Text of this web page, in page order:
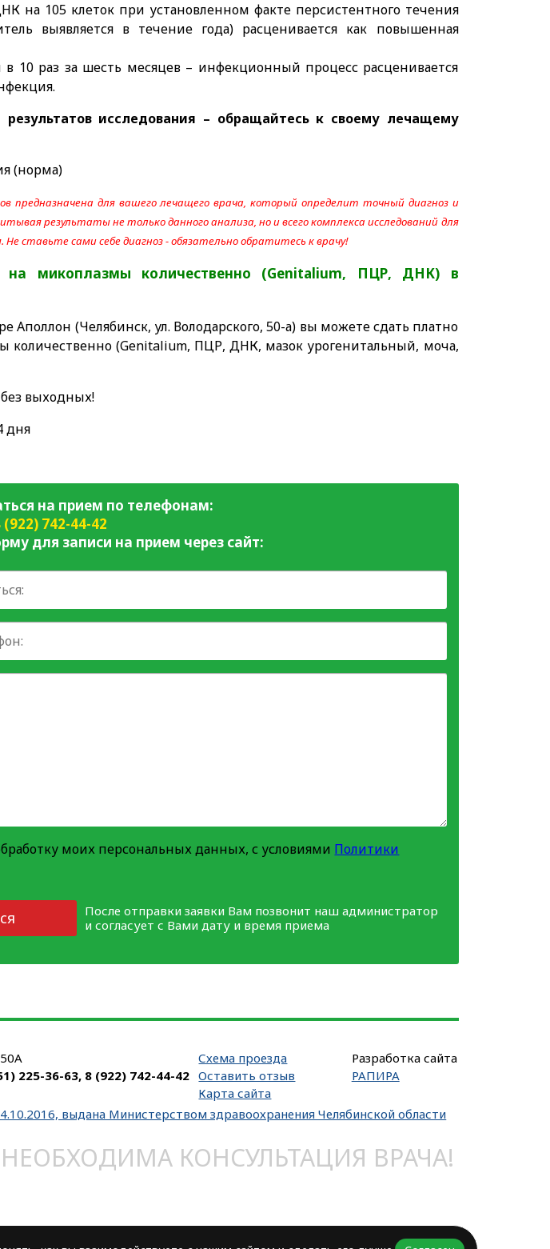
на 105 клеток при установленном факте персистентного течения
выявляется в течение года) расценивается как повышенная
10 раз за шесть месяцев – инфекционный процесс расценивается
исследования – обращайтесь к своему лечащему
(норма)
предназначена для вашего лечащего врача, который определит точный диагноз и
результаты не только данного анализа, но и всего комплекса исследований для
Не ставьте сами себе диагноз - обязательно обратитесь к врачу!
на микоплазмы количественно (Genitalium, ПЦР, ДНК) в
Аполлон (Челябинск, ул. Володарского, 50-а) вы можете сдать платно
количественно (Genitalium, ПЦР, ДНК, мазок урогенитальный, моча,
выходных!
дня
на прием по телефонам:
(922) 742-44-42
для записи на прием через сайт:
моих персональных данных, с условиями Политики
После отправки заявки Вам позвонит наш администратор
и согласует с Вами дату и время приема
225-36-63, 8 (922) 742-44-42
Схема проезда
Оставить отзыв
Карта сайта
выдана Министерством здравоохранения Челябинской области
КОНСУЛЬТАЦИЯ ВРАЧА!
Разработка сайта
РАПИРА